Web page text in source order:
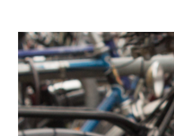
Zeige
grösseres
Bild